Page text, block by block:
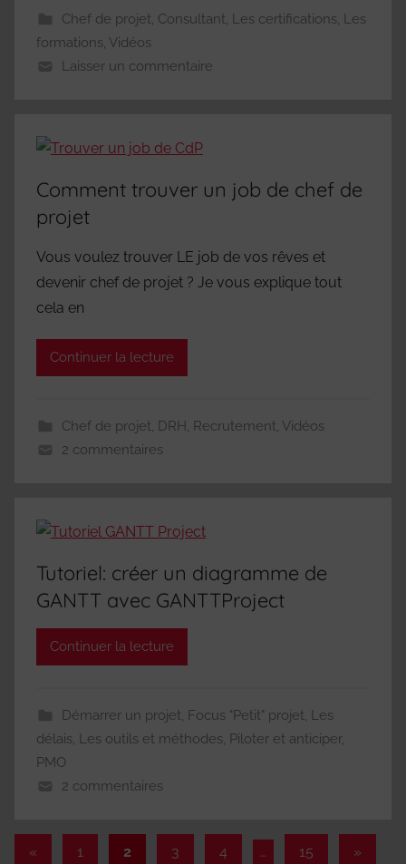
Chef de projet, Consultant, Les certifications, Les
formations, Vidéos
Laisser un commentaire
Comment trouver un job de chef de
projet
Vous voulez trouver LE job de vos rêves et
devenir chef de projet ? Je vous explique tout
cela en
Continuer la lecture
Chef de projet, DRH, Recrutement, Vidéos
2 commentaires
Tutoriel: créer un diagramme de
GANTT avec GANTTProject
Continuer la lecture
Démarrer un projet, Focus "Petit" projet, Les
délais, Les outils et méthodes, Piloter et anticiper,
PMO
2 commentaires
Pagination
« Publications
1 2 3 4 … 15
Articles
»